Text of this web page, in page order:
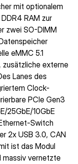
mit optionalem
RAM zur
zwei SO-DIMM
eMMC 5.1
externe
Lanes des
Clock-
PCIe Gen3
25GbE/10GbE
Switch
2x USB 3.0, CAN
ist das Modul
massiv vernetzte